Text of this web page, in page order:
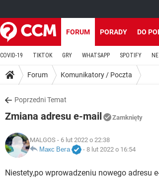
FORUM PORADY DO
COVID-19 TIKTOK GRY WHATSAPP SPOTIFY
Forum Komunikatory / Poczta
Poprzedni Temat
Zmiana adresu e-mail Zamknięty
MALGOS - 6 lut 2022 o 22:38
Макс Вега
- 8 lut 2022 o 16:54
Niestety,po wprowadzeniu nowego adresu